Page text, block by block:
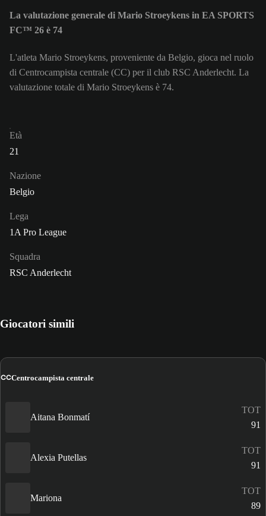
La valutazione generale di Mario Stroeykens in EA SPORTS
FC™ 26 è 74
L'atleta Mario Stroeykens, proveniente da Belgio, gioca nel ruolo
di Centrocampista centrale (CC) per il club RSC Anderlecht. La
valutazione totale di Mario Stroeykens è 74.
Età
21
Nazione
Belgio
Lega
1A Pro League
Squadra
RSC Anderlecht
Giocatori simili
CCCentrocampista centrale
Aitana Bonmatí
TOT
91
Alexia Putellas
TOT
91
Mariona
TOT
89